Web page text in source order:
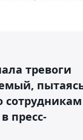
тревоги
сотрудникам
пресс-